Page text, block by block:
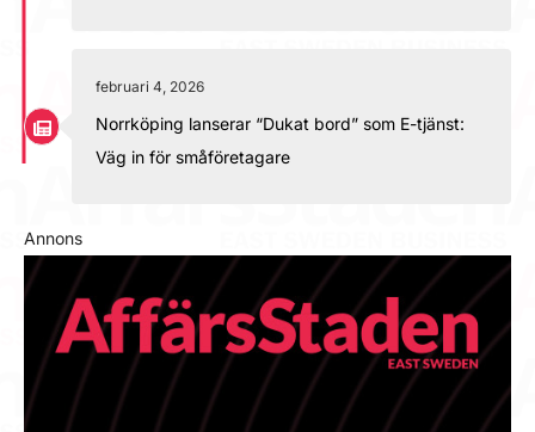
februari 4, 2026
Norrköping lanserar “Dukat bord” som E-tjänst:
Väg in för småföretagare
Annons